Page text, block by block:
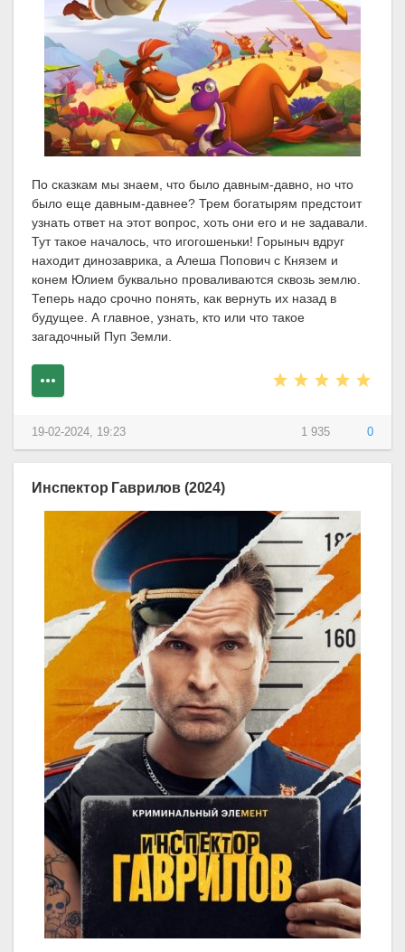
По сказкам мы знаем, что было давным-давно, но что
было еще давным-давнее? Трем богатырям предстоит
узнать ответ на этот вопрос, хоть они его и не задавали.
Тут такое началось, что игогошеньки! Горыныч вдруг
находит динозаврика, а Алеша Попович с Князем и
конем Юлием буквально проваливаются сквозь землю.
Теперь надо срочно понять, как вернуть их назад в
будущее. А главное, узнать, кто или что такое
загадочный Пуп Земли.
1 935 0
19-02-2024, 19:23
Инспектор Гаврилов (2024)